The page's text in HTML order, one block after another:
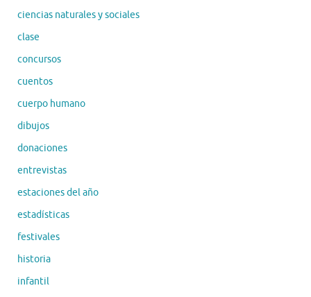
ciencias naturales y sociales
clase
concursos
cuentos
cuerpo humano
dibujos
donaciones
entrevistas
estaciones del año
estadísticas
festivales
historia
infantil